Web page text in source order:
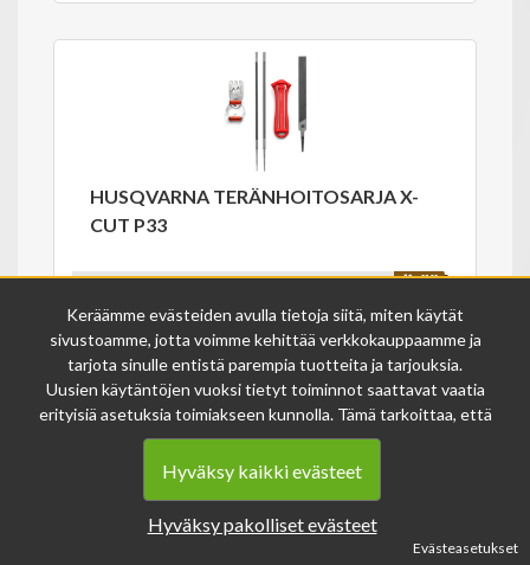
HUSQVARNA TERÄNHOITOSARJA X-
CUT P33
586933401 Varastossa
Keräämme evästeiden avulla tietoja siitä, miten käytät
sivustoamme, jotta voimme kehittää verkkokauppaamme ja
tarjota sinulle entistä parempia tuotteita ja tarjouksia.
Uusien käytäntöjen vuoksi tietyt toiminnot saattavat vaatia
erityisiä asetuksia toimiakseen kunnolla. Tämä tarkoittaa, että
joissakin tapauksissa anonymisoidut tiedot voivat kertyä,
vaikka olisit kieltänyt evästeiden käytön. Näitä tietoja
käytetään ainoastaan palvelumme parantamiseen, eikä niistä
Voit muuttaa evästeasetuksiasi milloin tahansa sivun
Hyväksy kaikki evästeet
Hyväksy pakolliset evästeet
Evästeasetukset